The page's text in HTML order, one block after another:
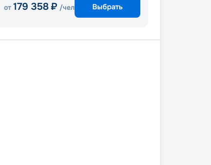
от 179 358 ₽ /чел Выбрать